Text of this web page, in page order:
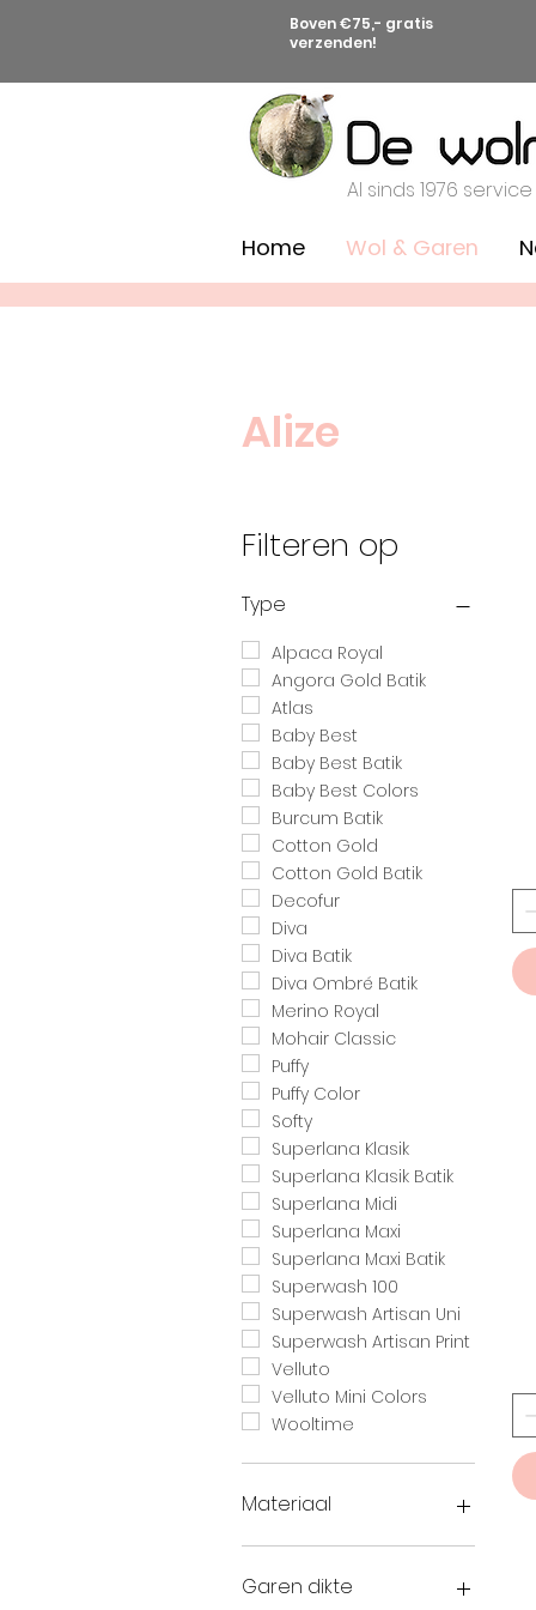
Boven €75,- gratis
verzenden!
Al sinds 1976
Home Wol & Garen
Alize
Filteren op
Type
Alpaca Royal
Angora Gold Batik
Atlas
Baby Best
Baby Best Batik
Baby Best Colors
Burcum Batik
Cotton Gold
Cotton Gold Batik
Decofur
Diva
Diva Batik
Diva Ombré Batik
Merino Royal
Mohair Classic
Puffy
Puffy Color
Softy
Superlana Klasik
Superlana Klasik Batik
Superlana Midi
Superlana Maxi
Superlana Maxi Batik
Superwash 100
Superwash Artisan Uni
Superwash Artisan Print
Velluto
Velluto Mini Colors
Wooltime
Materiaal
100% Acryl
100 % Micropolyester
Garen dikte